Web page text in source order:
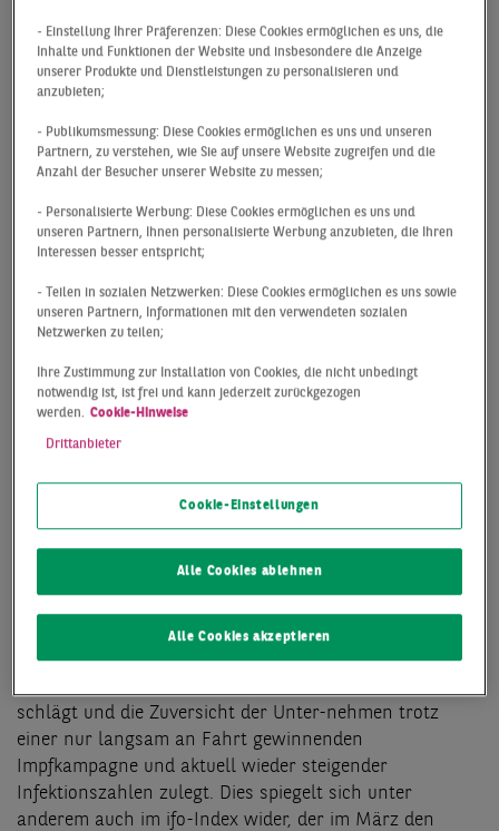
• Portfolioverkäufe mit nur 23 % (knapp 2,4 Milliarden
Euro) spürbar unter langjährigem Schnitt
• Büro-Investments mit 34 % (3,5 Milliarden Euro)
• Berlin bleibt beliebtester Investitionsstandort (gut
1,4 Milliarden Euro)
unverändert
• Anteil ausländischer Käufer mit 31 %
• Rund 380 erfasste Transaktionen (nur Gewerbe)
„Auch zu Beginn des neuen Jahres hat sich bestätigt,
dass die Investoren den deutschen Immobilienmärkten
weiterhin ein großes Vertrauen entgegenbringen. Das
erfasste Transaktionsvolumen von gut 10,2 Milliarden
Durchschnitts. Dass es gleichzeitig deutlich unter dem
im Vorjahreszeitraum aufgestellten Allzeithoch liegt, ist
vor dem Hintergrund der im Vorjahr eingeflossenen
großen Portfolio Deals, unter anderem der TLG-
worden. Verantwortlich für die stabil positive
Entwicklung ist vor allem, dass sich die deutsche
schlägt und die Zuversicht der Unter-nehmen trotz
einer nur langsam an Fahrt gewinnenden
Impfkampagne und aktuell wieder steigender
Infektionszahlen zulegt. Dies spiegelt sich unter
anderem auch im ifo-Index wider, der im März den
- Einstellung Ihrer Präferenzen: Diese Cookies ermöglichen es uns, die
Inhalte und Funktionen der Website und insbesondere die Anzeige
unserer Produkte und Dienstleistungen zu personalisieren und
anzubieten;
- Publikumsmessung: Diese Cookies ermöglichen es uns und unseren
Partnern, zu verstehen, wie Sie auf unsere Website zugreifen und die
Anzahl der Besucher unserer Website zu messen;
- Personalisierte Werbung: Diese Cookies ermöglichen es uns und
unseren Partnern, Ihnen personalisierte Werbung anzubieten, die Ihren
Interessen besser entspricht;
- Teilen in sozialen Netzwerken: Diese Cookies ermöglichen es uns sowie
unseren Partnern, Informationen mit den verwendeten sozialen
Netzwerken zu teilen;
Ihre Zustimmung zur Installation von Cookies, die nicht unbedingt
notwendig ist, ist frei und kann jederzeit zurückgezogen
werden. Cookie-Hinweise
Drittanbieter
Cookie-Einstellungen
Alle Cookies ablehnen
Alle Cookies akzeptieren